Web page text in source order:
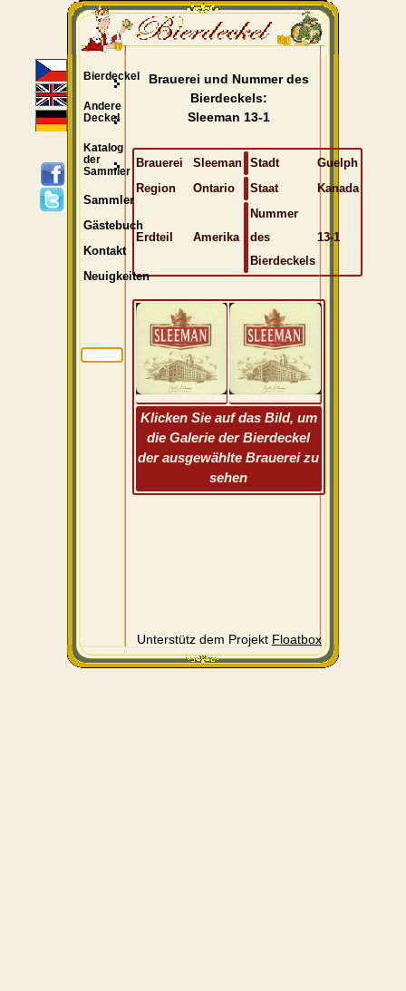
Brauerei und Nummer des
Bierdeckels:
Sleeman 13-1
Brauerei Sleeman Stadt
Guelph
Region
Ontario Staat Kanada
Erdteil Amerika
Nummer
des
Bierdeckels
13-1
Klicken Sie auf das Bild, um
die Galerie der Bierdeckel
der ausgewählte Brauerei zu
sehen
Unterstütz dem Projekt Floatbox
Bierdeckel
Andere
Deckel
Katalog
der
Sammler
Sammler
Gästebuch
Kontakt
Neuigkeiten